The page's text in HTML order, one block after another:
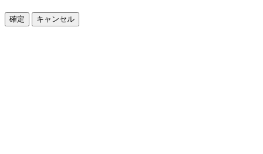
確定 キャンセル